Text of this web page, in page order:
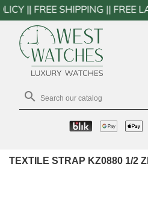

SHIPPING || FREE LASER
TEXTILE STRAP KZ0880 1/2